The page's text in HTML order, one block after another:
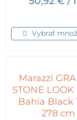
Vybrať
Marazzi
STONE LOOK
Bahia Black
278 cm